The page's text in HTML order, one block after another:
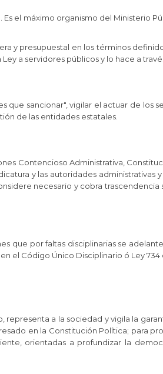
el máximo organismo del Ministerio
y presupuestal en los términos
a servidores públicos y lo hace a
sancionar", vigilar el actuar de los
de las entidades estatales.
Contencioso Administrativa,
y las autoridades
necesario y cobra
que por faltas disciplinarias se
el Código Único Disciplinario ó Ley 734
a la sociedad y vigila la
en la Constitución Política; para
orientadas a profundizar la